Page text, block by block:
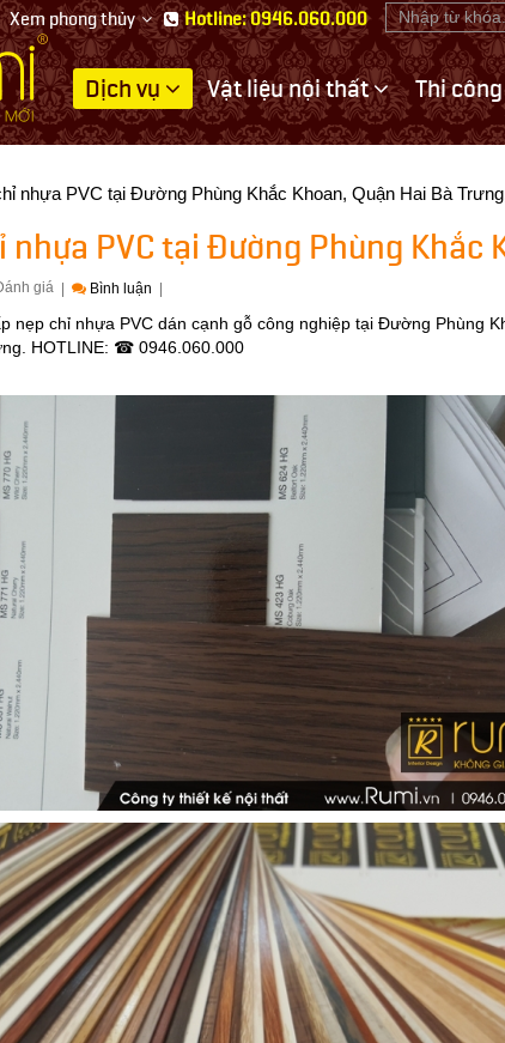
Xem phong thủy Hotline: 0946.060.000
Dịch vụ Vật liệu nội thất Thi
nhựa PVC tại Đường Phùng Khắc Khoan, Quận Hai Bà
PVC tại Đường Phùng Khắc
| Bình luận
nẹp chỉ nhựa PVC dán cạnh gỗ công nghiệp tại Đường Phùng
HOTLINE: ☎ 0946.060.000